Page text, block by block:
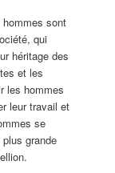
hommes sont
qui
héritage des
et les
les hommes
leur travail et
se
grande